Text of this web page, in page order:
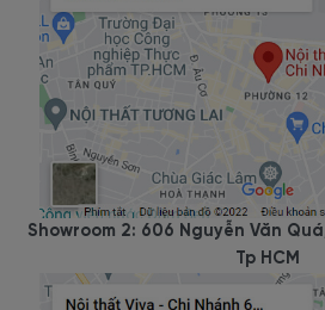
Showroom 2: 606 Nguyễn Văn
Tp HCM